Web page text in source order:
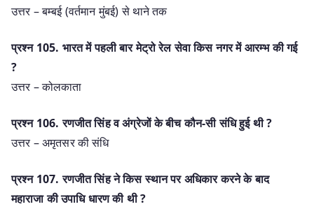
उत्तर – बम्बई (वर्तमान मुंबई) से थाने तक
प्रश्‍न 105. भारत में पहली बार मेट्रो रेल सेवा किस नगर में आरम्भ की गई
?
उत्तर – कोलकाता
प्रश्‍न 106. रणजीत सिंह व अंग्रेजों के बीच कौन-सी संधि हुई थी ?
उत्तर – अमृतसर की संधि
प्रश्‍न 107. रणजीत सिंह ने किस स्थान पर अधिकार करने के बाद
महाराजा की उपाधि धारण की थी ?